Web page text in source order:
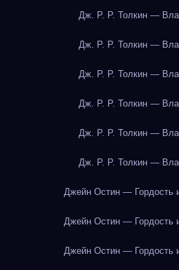
Дж. Р. Р. Толкин —
Дж. Р. Р. Толкин —
Дж. Р. Р. Толкин —
Дж. Р. Р. Толкин —
Дж. Р. Р. Толкин —
Дж. Р. Р. Толкин —
Джейн Остин — Гордость
Джейн Остин — Гордость
Джейн Остин — Гордость